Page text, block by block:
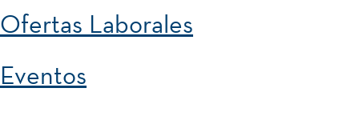
Ofertas Laborales
Eventos